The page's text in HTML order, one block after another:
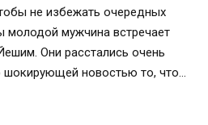
не избежать очередных
молодой мужчина встречает
Они расстались очень
шокирующей новостью то, что
Казалось бы, жизнь